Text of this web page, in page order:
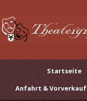
Startseite
Anfahrt & Vorverkauf